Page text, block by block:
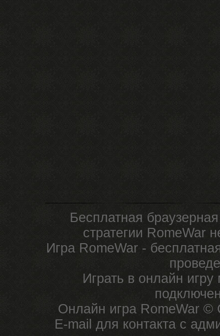
Бесплатная
стратегии RomeWar
Игра RomeWar -
Играть в онлайн
Онлайн игра RomeWar ©
E-mail для контакта с